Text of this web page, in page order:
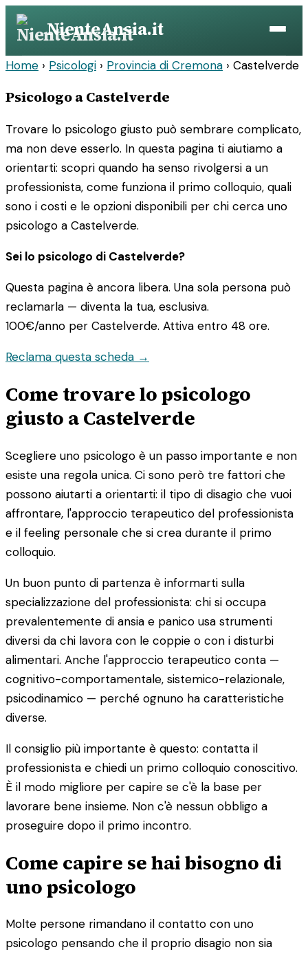
Vai
contenuto
NienteAnsia.it
Home › Psicologi › Provincia di Cremona › Castelverde
Psicologo a Castelverde
Trovare lo psicologo giusto può sembrare complicato,
ma non deve esserlo. In questa pagina ti aiutiamo a
orientarti: scopri quando ha senso rivolgersi a un
professionista, come funziona il primo colloquio, quali
sono i costi e le opzioni disponibili per chi cerca uno
psicologo a Castelverde.
Sei lo psicologo di Castelverde?
Questa pagina è ancora libera. Una sola persona può
reclamarla — diventa la tua, esclusiva.
100€/anno per Castelverde. Attiva entro 48 ore.
Reclama questa scheda →
Come trovare lo psicologo
giusto a Castelverde
Scegliere uno psicologo è un passo importante e non
esiste una regola unica. Ci sono però tre fattori che
possono aiutarti a orientarti: il tipo di disagio che vuoi
affrontare, l'approccio terapeutico del professionista
e il feeling personale che si crea durante il primo
colloquio.
Un buon punto di partenza è informarti sulla
specializzazione del professionista: chi si occupa
prevalentemente di ansia e panico usa strumenti
diversi da chi lavora con le coppie o con i disturbi
alimentari. Anche l'approccio terapeutico conta —
cognitivo-comportamentale, sistemico-relazionale,
psicodinamico — perché ognuno ha caratteristiche
diverse.
Il consiglio più importante è questo: contatta il
professionista e chiedi un primo colloquio conoscitivo.
È il modo migliore per capire se c'è la base per
lavorare bene insieme. Non c'è nessun obbligo a
proseguire dopo il primo incontro.
Come capire se hai bisogno di
uno psicologo
Molte persone rimandano il contatto con uno
psicologo pensando che il proprio disagio non sia